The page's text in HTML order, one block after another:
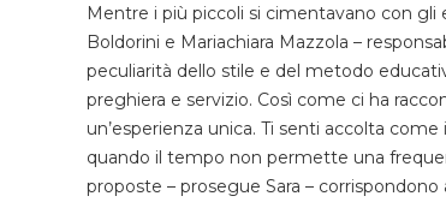
Mentre i più piccoli si cimentavano con gli
Boldorini e Mariachiara Mazzola –
peculiarità dello stile e del metodo
preghiera e servizio. Così come ci ha
un’esperienza unica. Ti senti accolta
quando il tempo non permette una
proposte – prosegue Sara –